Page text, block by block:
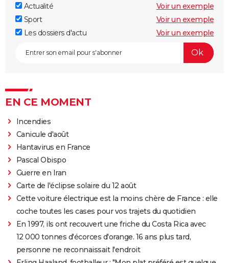
Actualité
Voir un exemple
Sport
Voir un exemple
Les dossiers d'actu
Voir un exemple
EN CE MOMENT
Incendies
Canicule d'août
Hantavirus en France
Pascal Obispo
Guerre en Iran
Carte de l'éclipse solaire du 12 août
Cette voiture électrique est la moins chère de France : elle
coche toutes les cases pour vos trajets du quotidien
En 1997, ils ont recouvert une friche du Costa Rica avec
12 000 tonnes d'écorces d'orange. 16 ans plus tard,
personne ne reconnaissait l'endroit